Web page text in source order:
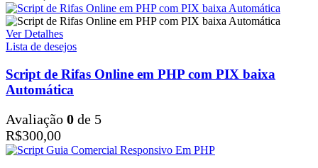
Ver Detalhes
Lista de desejos
Script de Rifas Online em PHP com PIX baixa
Automática
Avaliação 0 de 5
R$300,00